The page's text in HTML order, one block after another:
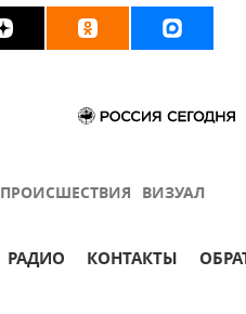
ПРОИСШЕСТВИЯ ВИЗУАЛ
РАДИО КОНТАКТЫ